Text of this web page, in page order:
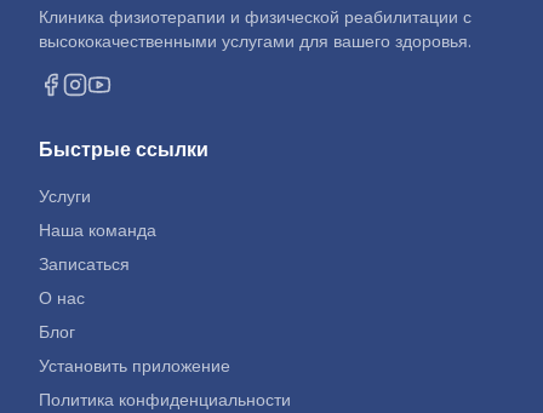
Клиника физиотерапии и физической реабилитации с
высококачественными услугами для вашего здоровья.
Быстрые ссылки
Услуги
Наша команда
Записаться
О нас
Блог
Установить приложение
Политика конфиденциальности